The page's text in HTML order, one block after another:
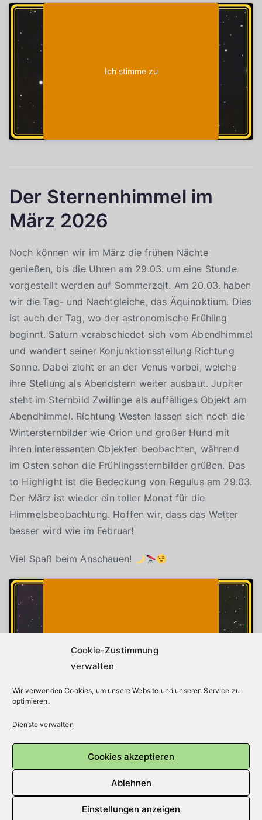
Cookie-Zustimmung
verwalten
Wir verwenden Cookies, um unsere Website und unseren Service zu
optimieren.
Dienste verwalten
Cookies akzeptieren
Ablehnen
Einstellungen anzeigen
Ich stimme zu
Der Sternenhimmel im
März 2026
Noch können wir im März die frühen Nächte
genießen, bis die Uhren am 29.03. um eine Stunde
vorgestellt werden auf Sommerzeit. Am 20.03. haben
wir die Tag- und Nachtgleiche, das Äquinoktium. Dies
ist auch der Tag, wo der astronomische Frühling
beginnt. Saturn verabschiedet sich vom Abendhimmel
und wandert seiner Konjunktionsstellung Richtung
Sonne. Dabei zieht er an der Venus vorbei, welche
ihre Stellung als Abendstern weiter ausbaut. Jupiter
steht im Sternbild Zwillinge als auffälliges Objekt am
Abendhimmel. Richtung Westen lassen sich noch die
Wintersternbilder wie Orion und großer Hund mit
ihren interessanten Objekten beobachten, während
im Osten schon die Frühlingssternbilder grüßen. Das
to Highlight ist die Bedeckung von Regulus am 29.03.
Der März ist wieder ein toller Monat für die
Himmelsbeobachtung. Hoffen wir, dass das Wetter
besser wird wie im Februar!
Viel Spaß beim Anschauen!
Ich stimme zu
Beitragsnavigation
Ältere Beiträge